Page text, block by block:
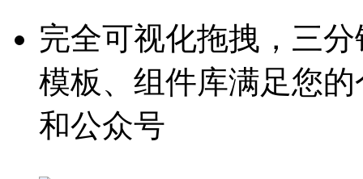
完全可视化拖拽，三
模板、组件库满足您
和公众号